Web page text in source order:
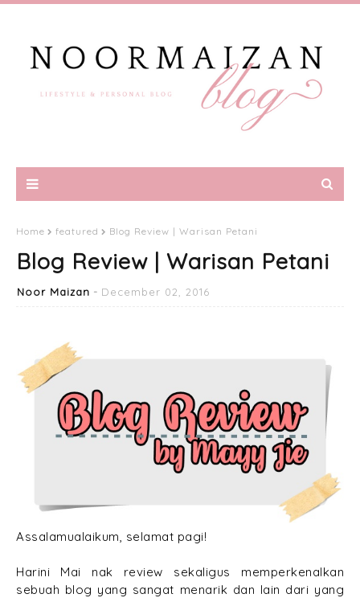
Home featured Blog Review | Warisan Petani
Blog Review | Warisan Petani
Noor Maizan December 02, 2016
Assalamualaikum, selamat pagi!
Harini Mai nak review sekaligus memperkenalkan
sebuah blog yang sangat menarik dan lain dari yang